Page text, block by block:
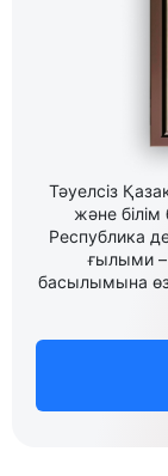
Тәуелсіз
және
Республика
ғылыми –
басылымына